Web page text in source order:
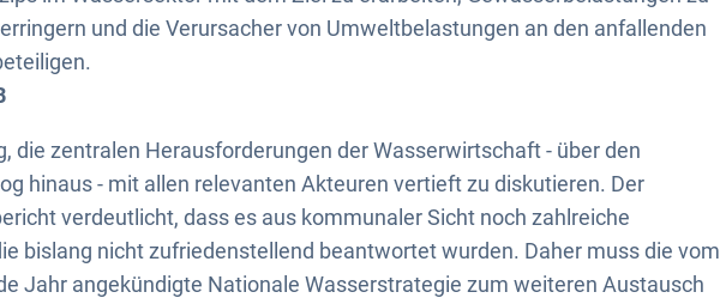
und die Verursacher von Umweltbelastungen an den anfallenden
die zentralen Herausforderungen der Wasserwirtschaft - über den
hinaus - mit allen relevanten Akteuren vertieft zu diskutieren. Der
verdeutlicht, dass es aus kommunaler Sicht noch zahlreiche
bislang nicht zufriedenstellend beantwortet wurden. Daher muss die vom
Jahr angekündigte Nationale Wasserstrategie zum weiteren Austausch